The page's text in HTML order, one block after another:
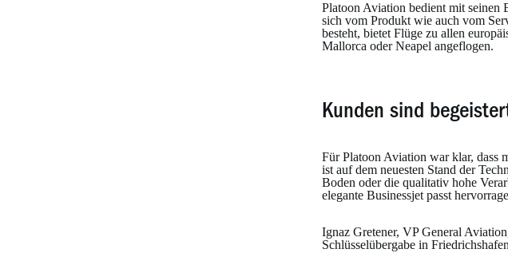
Platoon Aviation bedient mit seinen
sich vom Produkt wie auch vom
besteht, bietet Flüge zu allen
Mallorca oder Neapel angeflogen.
Kunden sind
Für Platoon Aviation war klar, dass
ist auf dem neuesten Stand der
Boden oder die qualitativ hohe
elegante Businessjet passt
Ignaz Gretener, VP General
Schlüsselübergabe in